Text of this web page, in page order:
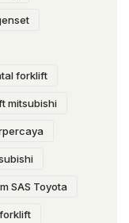
forklift
mitsubishi
SAS Toyota